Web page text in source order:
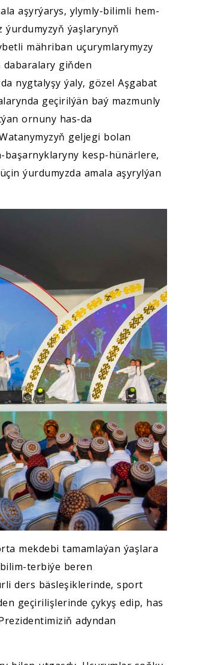
aşyrýarys, ylymly-bilimli hem-
ýurdumyzyň ýaşlarynyň
mähriban uçurymlarymyzy
giňden
nygtalyşy ýaly, gözel Aşgabat
geçirilýän baý mazmunly
ornuny has-da
geljegi bolan
kesp-hünärlere,
ýurdumyzda amala aşyrylýan
mekdebi tamamlaýan ýaşlara
terbiýe beren
ders bäsleşiklerinde, sport
geçirilişlerinde çykyş edip, has
adyndan